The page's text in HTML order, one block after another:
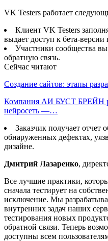
VK Testers работает
Клиент VK Testers
выдает доступ к бета-версии
Участники сообщества
обратную связь.
Сейчас читают
Создание сайтов: этапы
Компания АИ БУСТ БРЕЙН
нейросеть —…
Заказчик получает отчет
обнаруженных дефектах,
дизайне.
Дмитрий Лазаренко,
Все лучшие практики,
сначала тестирует на
исключение. Мы
внутренних задач наших
тестирования новых
обратной связи. Теперь
доступны всем